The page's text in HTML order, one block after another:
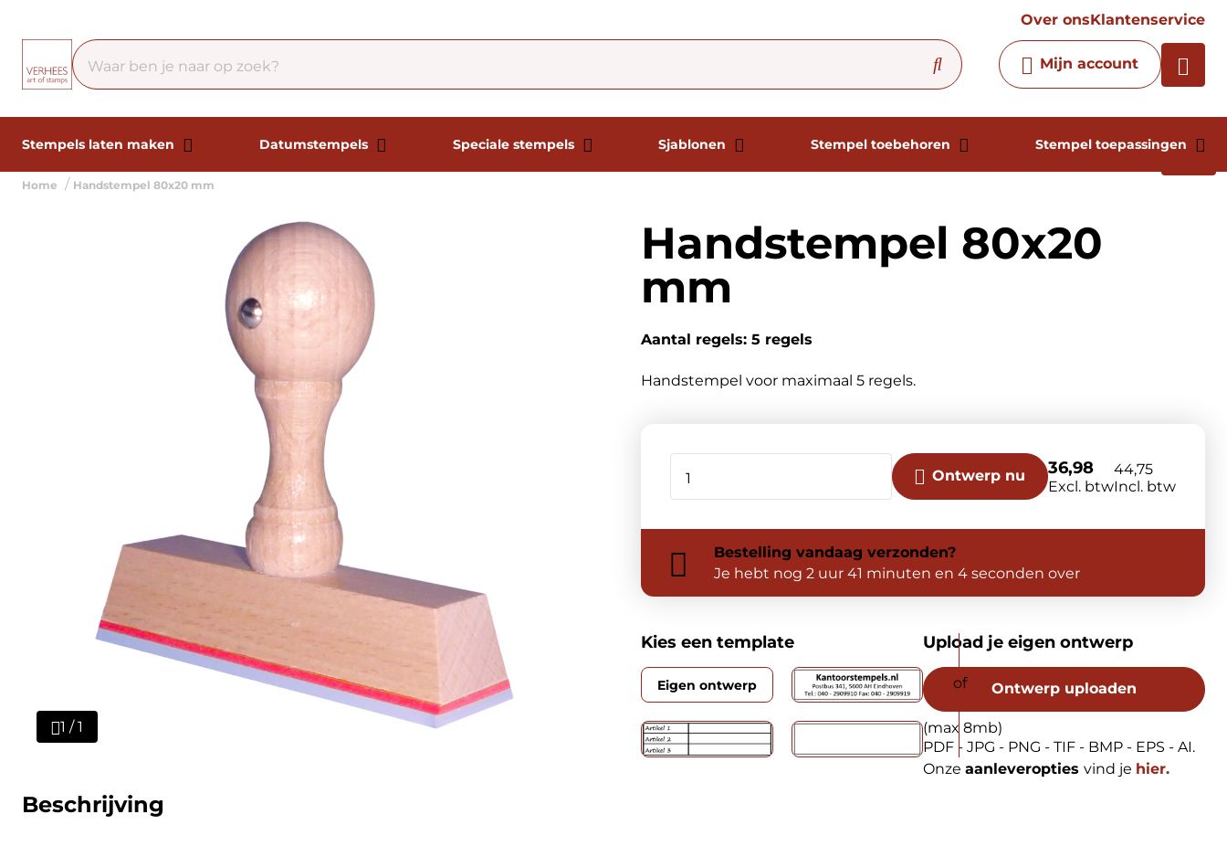
Over onsKlantenservice
Mijn account
Stempels laten maken Datumstempels Speciale stempels Sjablonen Stempel toebehoren Stempel toepassingen
Chatbot
Chat 24/7 met onze chatbot
voor hulp
Contact
Home Handstempel 80x20 mm
1 / 1
Beschrijving
Handstempel 80x20
mm
Aantal regels: 5 regels
Handstempel voor maximaal 5 regels.
Ontwerp nu 36,98
Excl. btw
44,75
Incl. btw
Bestelling vandaag verzonden?
Je hebt nog 2 uur 41 minuten en 3 seconden over
Kies een template
Eigen ontwerp
Upload je eigen ontwerp
Ontwerp uploaden
(max 8mb)
PDF - JPG - PNG - TIF - BMP - EPS - AI.
Onze aanleveropties vind je hier.